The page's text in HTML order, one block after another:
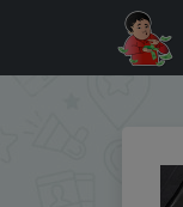
Купить по